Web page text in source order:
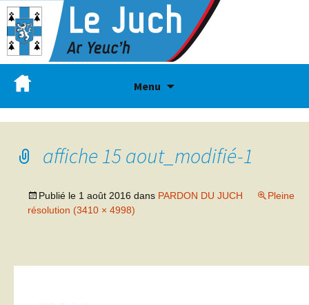
Menu
affiche 15 aout_modifié-1
Publié le 1 août 2016 dans PARDON DU JUCH
Pleine
résolution (3410 × 4998)